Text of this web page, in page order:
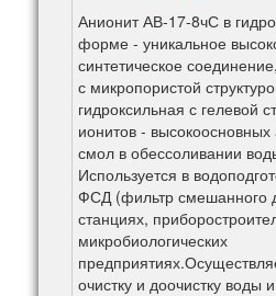
Анионит АВ-17-8чС в
форме - уникальное
синтетическое
с микропористой
гидроксильная с гелевой
ионитов -
смол в обессоливании
Используется в
ФСД (фильтр смешанного
станциях,
микробиологических
очистку и доочистку воды